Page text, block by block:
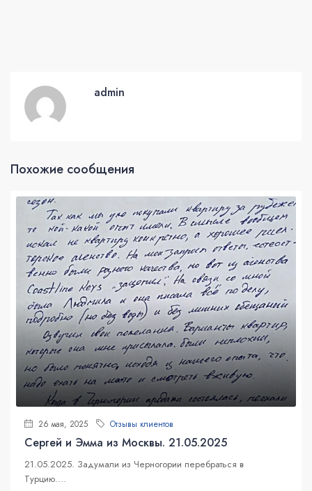
admin
Похожие сообщения
26 мая, 2025 Отзывы клиентов
Сергей и Эмма из Москвы. 21.05.2025
21.05.2025. Задумали из Черногории перебраться в
Турцию....